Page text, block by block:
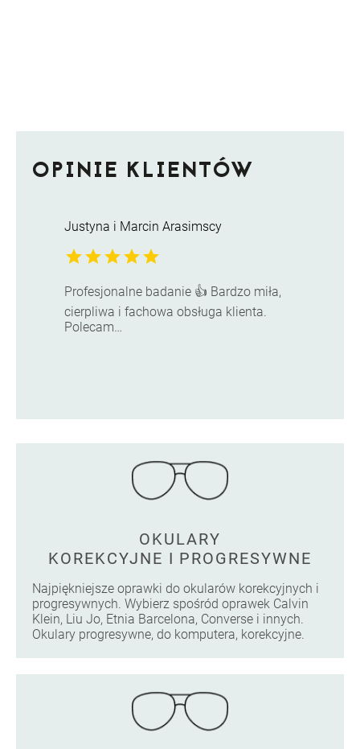
OPINIE KLIENTÓW
Justyna i Marcin Arasimscy
starstarstarstarstar
Profesjonalne badanie 👍 Bardzo miła,
cierpliwa i fachowa obsługa klienta.
Polecam…
OKULARY
KOREKCYJNE I PROGRESYWNE
Najpiękniejsze oprawki do okularów korekcyjnych i
progresywnych. Wybierz spośród oprawek Calvin
Klein, Liu Jo, Etnia Barcelona, Converse i innych.
Okulary progresywne, do komputera, korekcyjne.